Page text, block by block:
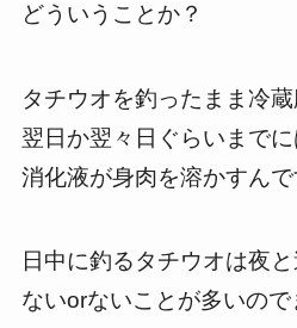
どういうことか？
タチウオを釣ったまま冷蔵
翌日か翌々日ぐらいまで
消化液が身肉を溶かすんで
日中に釣るタチウオは夜
ないorないことが多いので